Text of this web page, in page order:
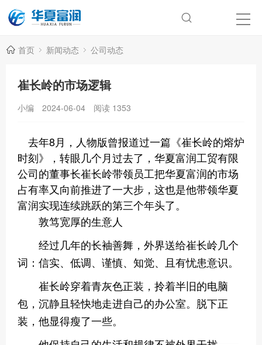
首页 新闻动态 公司动态
崔长岭的市场逻辑
小编 2024-06-04 阅读 1353
去年8月，人物版曾报道过一篇《崔长岭的熔炉
时刻》，转眼几个月过去了，华夏富润工贸有限
公司的董事长崔长岭带领员工把华夏富润的市场
占有率又向前推进了一大步，这也是他带领华夏
富润实现连续跳跃的第三个年头了。
敦笃宽厚的生意人
经过几年的长袖善舞，外界送给崔长岭几个
词：信实、低调、谨慎、知觉、且有忧患意识。
崔长岭穿着青灰色正装，拎着半旧的电脑
包，沉静且轻快地走进自己的办公室。脱下正
装，他显得瘦了一些。